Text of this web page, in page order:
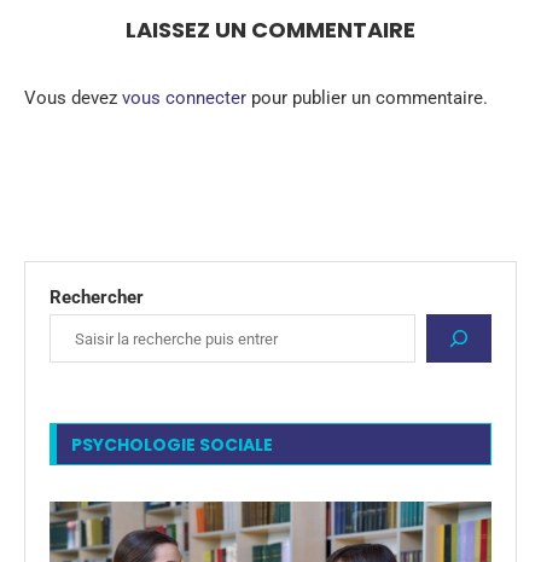
LAISSEZ UN COMMENTAIRE
Vous devez vous connecter pour publier un commentaire.
Rechercher
PSYCHOLOGIE SOCIALE